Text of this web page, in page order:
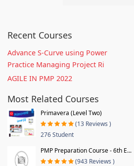
Recent Courses
Advance S-Curve using Power
Practice Managing Project Ri
AGILE IN PMP 2022
Most Related Courses
Primavera (Level Two)
(13 Reviews )
276 Student
PMP Preparation Course - 6th E...
(943 Reviews )